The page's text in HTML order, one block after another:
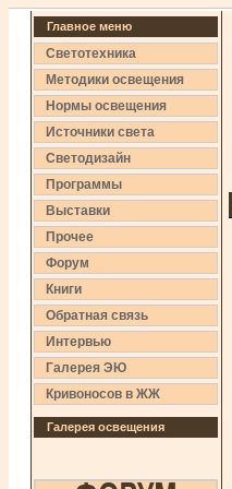
Главное меню
Светотехника
Методики освещения
Нормы освещения
Источники света
Светодизайн
Программы
Выставки
Прочее
Форум
Книги
Обратная связь
Интервью
Галерея ЭЮ
Кривоносов в ЖЖ
Галерея освещения